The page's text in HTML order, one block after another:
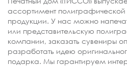
ассортимент
продукции. У нас можно
или представительскую
компании, заказать сувениры
разработать идею
подарка. Мы гарантируем